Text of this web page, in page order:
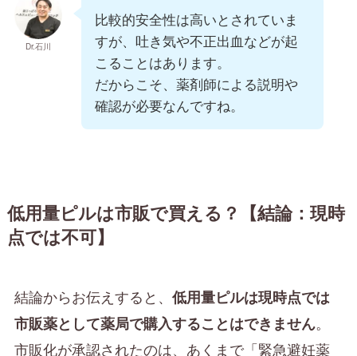
Dr.石川
比較的安全性は高いとされていま
すが、吐き気や不正出血などが起
こることはあります。
だからこそ、薬剤師による説明や
確認が必要なんですね。
低用量ピルは市販で買える？【結論：現時
点では不可】
結論からお伝えすると、 低用量ピルは現時点では
市販薬として薬局で購入することはできません。
市販化が承認されたのは、あくまで「緊急避妊薬